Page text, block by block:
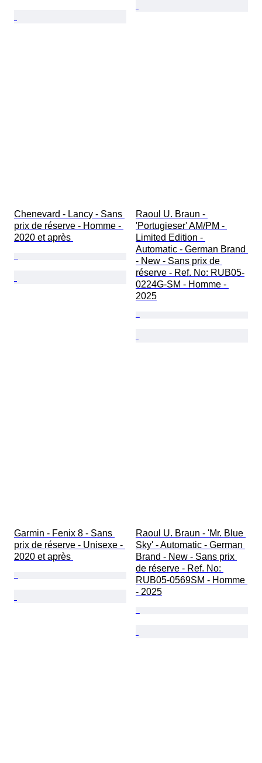
Chenevard - Lancy - Sans
prix de réserve - Homme -
2020 et après
Raoul U. Braun -
'Portugieser' AM/PM -
Limited Edition -
Automatic - German Brand
- New - Sans prix de
réserve - Ref. No: RUB05-
0224G-SM - Homme -
2025
Garmin - Fenix 8 - Sans
prix de réserve - Unisexe -
2020 et après
Raoul U. Braun - 'Mr. Blue
Sky' - Automatic - German
Brand - New - Sans prix
de réserve - Ref. No:
RUB05-0569SM - Homme
- 2025